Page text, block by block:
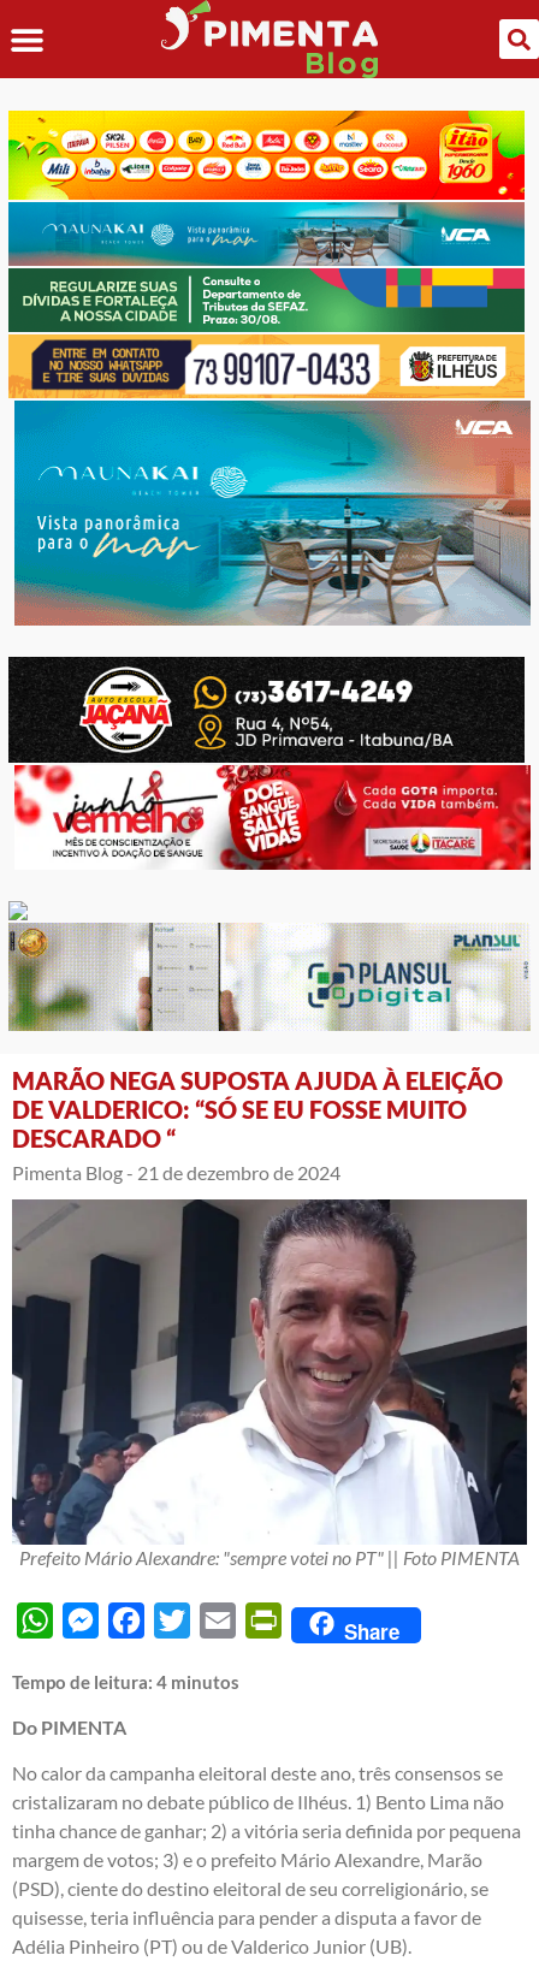
MARÃO NEGA SUPOSTA AJUDA À ELEIÇÃO
DE VALDERICO: “SÓ SE EU FOSSE MUITO
DESCARADO “
Pimenta Blog - 21 de dezembro de 2024
Prefeito Mário Alexandre: "sempre votei no PT" || Foto PIMENTA
WhatsAppMessengerFacebook
Twitter Email PrintFriendly
Share
Tempo de leitura: 4 minutos
Do PIMENTA
No calor da campanha eleitoral deste ano, três consensos se
cristalizaram no debate público de Ilhéus. 1) Bento Lima não
tinha chance de ganhar; 2) a vitória seria definida por pequena
margem de votos; 3) e o prefeito Mário Alexandre, Marão
(PSD), ciente do destino eleitoral de seu correligionário, se
quisesse, teria influência para pender a disputa a favor de
Adélia Pinheiro (PT) ou de Valderico Junior (UB).